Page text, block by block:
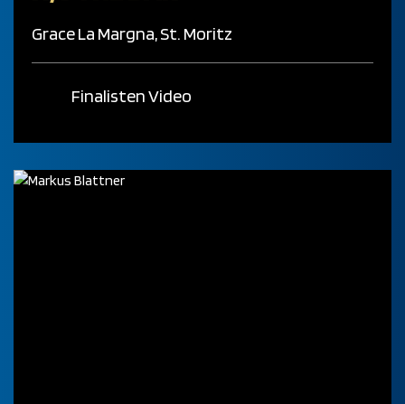
Grace La Margna, St. Moritz
Finalisten Video